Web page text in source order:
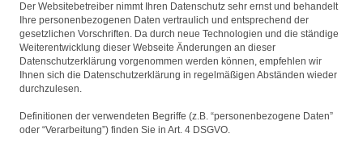
Der Websitebetreiber nimmt Ihren Datenschutz sehr ernst und behandelt
Ihre personenbezogenen Daten vertraulich und entsprechend der
gesetzlichen Vorschriften. Da durch neue Technologien und die ständige
Weiterentwicklung dieser Webseite Änderungen an dieser
Datenschutzerklärung vorgenommen werden können, empfehlen wir
Ihnen sich die Datenschutzerklärung in regelmäßigen Abständen wieder
durchzulesen.
Definitionen der verwendeten Begriffe (z.B. “personenbezogene Daten”
oder “Verarbeitung”) finden Sie in Art. 4 DSGVO.